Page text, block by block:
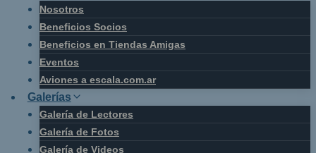
Nosotros
Beneficios Socios
Beneficios en Tiendas Amigas
Eventos
Aviones a escala.com.ar
Galerías
Galería de Lectores
Galería de Fotos
Galería de Videos